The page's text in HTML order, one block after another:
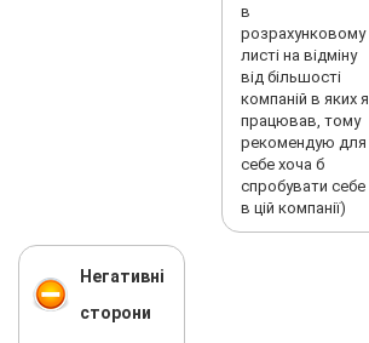
в
розрахунковому
листі на відміну
від більшості
компаній в яких я
працював, тому
рекомендую для
себе хоча б
спробувати себе
в цій компанії)
Негативні
сторони